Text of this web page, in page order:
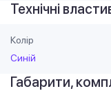
Технічні
Колір
Синій
Габарити,